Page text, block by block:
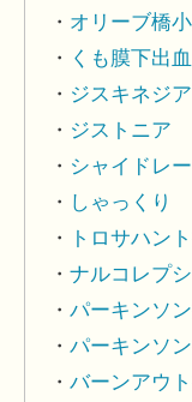
オリーブ橋
くも膜下出血
ジスキネジア
ジストニア
シャイドレ
しゃっくり
トロサハン
ナルコレプ
パーキンソ
パーキンソ
バーンアウ